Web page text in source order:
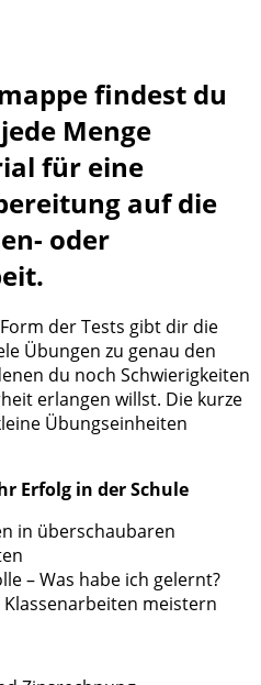
findest du
Menge
für eine
auf die
oder
der Tests gibt dir die
Übungen zu genau den
du noch Schwierigkeiten
erlangen willst. Die kurze
Übungseinheiten
Erfolg in der Schule
in überschaubaren
– Was habe ich gelernt?
meistern